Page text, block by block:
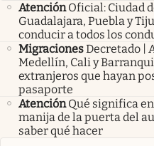
Atención Oficial: Ciudad
Guadalajara, Puebla y
conducir a todos los
MigracionesDecretado |
Medellín, Cali y
extranjeros que hayan
pasaporte
Atención Qué significa
manija de la puerta del
saber qué hacer